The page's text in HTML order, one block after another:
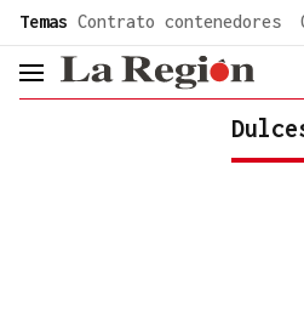
Temas Contrato contenedores
header.menu.open